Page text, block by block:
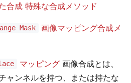
合成 特殊な合成メソッド
Mask
画像マッピング合成メ
マッピング 画像合成とは、
ャンネルを持つ、または持たな